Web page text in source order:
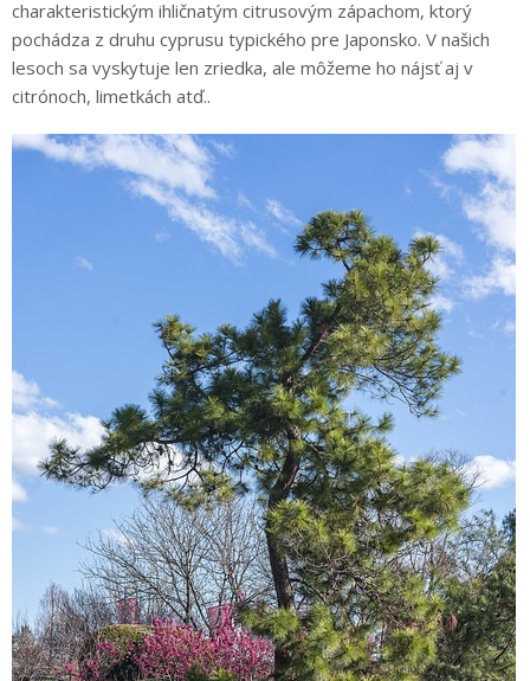
charakteristickým ihličnatým citrusovým zápachom, ktorý
pochádza z druhu cyprusu typického pre Japonsko. V našich
lesoch sa vyskytuje len zriedka, ale môžeme ho nájsť aj v
citrónoch, limetkách atď..